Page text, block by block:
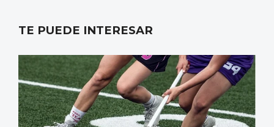
TE PUEDE INTERESAR